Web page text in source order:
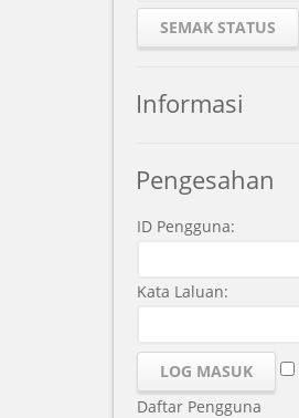
Informasi
Pengesahan
ID Pengguna:
Kata Laluan:
Daftar Pengguna